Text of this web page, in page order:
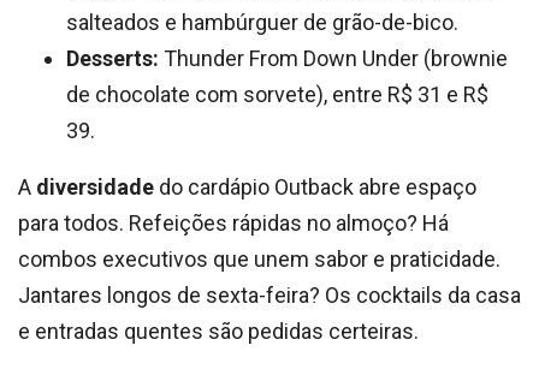
salteados e hambúrguer de grão-de-bico.
Desserts: Thunder From Down Under (brownie
de chocolate com sorvete), entre R$ 31 e R$
39.
A diversidade do cardápio Outback abre espaço
para todos. Refeições rápidas no almoço? Há
combos executivos que unem sabor e praticidade.
Jantares longos de sexta-feira? Os cocktails da casa
e entradas quentes são pedidas certeiras.